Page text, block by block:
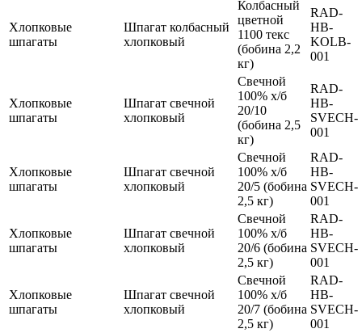
Хлопковые
шпагаты
Шпагат колбасный
хлопковый
Колбасный
цветной
1100 текс
(бобина 2,2
кг)
RAD-
HB-
KOLB-
001
Хлопковые
шпагаты
Шпагат свечной
хлопковый
Свечной
100% х/б
20/10
(бобина 2,5
кг)
RAD-
HB-
SVECH-
001
Хлопковые
шпагаты
Шпагат свечной
хлопковый
Свечной
100% х/б
20/5 (бобина
2,5 кг)
RAD-
HB-
SVECH-
001
Хлопковые
шпагаты
Шпагат свечной
хлопковый
Свечной
100% х/б
20/6 (бобина
2,5 кг)
RAD-
HB-
SVECH-
001
Хлопковые
шпагаты
Шпагат свечной
хлопковый
Свечной
100% х/б
20/7 (бобина
2,5 кг)
RAD-
HB-
SVECH-
001